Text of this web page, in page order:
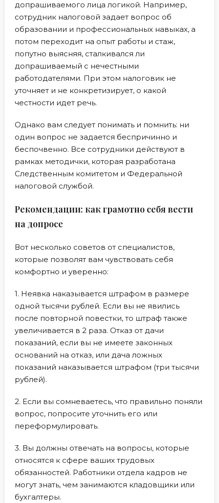
допрашиваемого лица логикой. Например,
сотрудник налоговой задает вопрос об
образовании и профессиональных навыках, а
потом переходит на опыт работы и стаж,
попутно выясняя, сталкивался ли
допрашиваемый с нечестными
работодателями. При этом налоговик не
уточняет и не конкретизирует, о какой
честности идет речь.
Однако вам следует понимать и помнить: ни
один вопрос не задается беспричинно и
беспочвенно. Все сотрудники действуют в
рамках методички, которая разработана
Следственным комитетом и Федеральной
налоговой службой.
Рекомендации: как грамотно себя вести
на допросе
Вот несколько советов от специалистов,
которые позволят вам чувствовать себя
комфортно и уверенно:
1. Неявка наказывается штрафом в размере
одной тысячи рублей. Если вы не явились
после повторной повестки, то штраф также
увеличивается в 2 раза. Отказ от дачи
показаний, если вы не имеете законных
оснований на отказ, или дача ложных
показаний наказывается штрафом (три тысячи
рублей).
2. Если вы сомневаетесь, что правильно поняли
вопрос, попросите уточнить его или
переформулировать.
3. Вы должны отвечать на вопросы, которые
относятся к сфере ваших трудовых
обязанностей. Работники отдела кадров не
могут знать, чем занимаются кладовщики или
бухгалтеры.